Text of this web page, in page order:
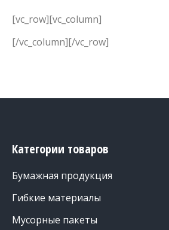
[vc_row][vc_column]
[/vc_column][/vc_row]
Категории товаров
Бумажная продукция
Гибкие материалы
Мусорные пакеты